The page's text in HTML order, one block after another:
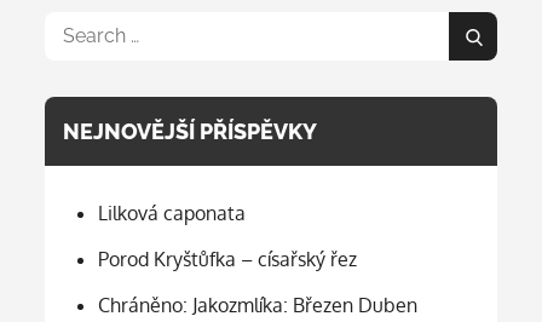
Search
Search
NEJNOVĚJŠÍ PŘÍSPĚVKY
Lilková caponata
Porod Kryštůfka – císařský řez
Chráněno: Jakozmlíka: Březen Duben